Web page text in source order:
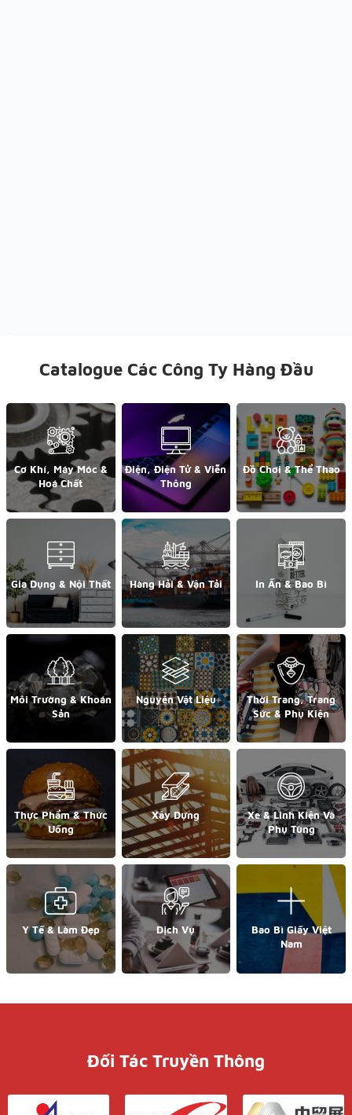
Catalogue Các Công Ty Hàng Đầu
Cơ Khí, Máy Móc &
Hoá Chất
Điện, Điện Tử & Viễn
Thông
Đồ Chơi & Thể Thao
Gia Dụng & Nội Thất Hàng Hải & Vận Tải In Ấn & Bao Bì
Môi Trường & Khoán
Sản
Nguyên Vật Liệu
Thời Trang, Trang
Sức & Phụ Kiện
Thực Phẩm & Thức
Uống
Xây Dựng
Xe & Linh Kiện Và
Phụ Tùng
Y Tế & Làm Đẹp Dịch Vụ
Bao Bì Giấy Việt
Nam
Đối Tác Truyền Thông